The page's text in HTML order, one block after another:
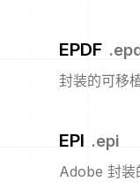
EPDF .
封装的可移
EPI .epi
Adobe 封